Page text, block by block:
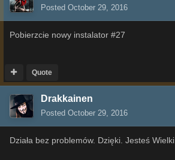
Posted October 29, 2016
Pobierzcie nowy instalator #27
Quote
Drakkainen
Posted October 29, 2016
Działa bez problemów. Dzięki. Jesteś Wielki.